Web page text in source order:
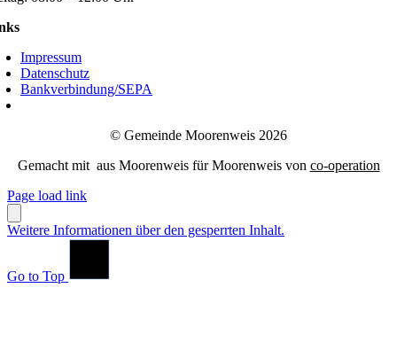
Impressum
Datenschutz
Bankverbindung/SEPA
© Gemeinde Moorenweis 2026
Gemacht mit aus Moorenweis für Moorenweis von co-operation
Page load link
Weitere Informationen über den gesperrten Inhalt.
Go to Top